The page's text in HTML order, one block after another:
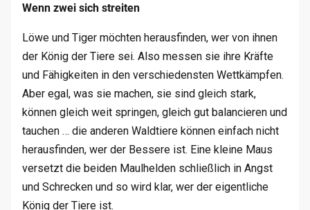
Wenn zwei sich streiten
Löwe und Tiger möchten herausfinden, wer von ihnen
der König der Tiere sei. Also messen sie ihre Kräfte
und Fähigkeiten in den verschiedensten Wettkämpfen.
Aber egal, was sie machen, sie sind gleich stark,
können gleich weit springen, gleich gut balancieren und
tauchen … die anderen Waldtiere können einfach nicht
herausfinden, wer der Bessere ist. Eine kleine Maus
versetzt die beiden Maulhelden schließlich in Angst
und Schrecken und so wird klar, wer der eigentliche
König der Tiere ist.